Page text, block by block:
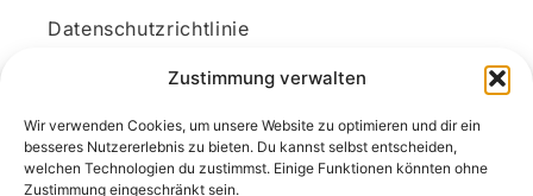
Zustimmung verwalten
Wir verwenden Cookies, um unsere Website zu optimieren und dir ein
besseres Nutzererlebnis zu bieten. Du kannst selbst entscheiden,
welchen Technologien du zustimmst. Einige Funktionen könnten ohne
Zustimmung eingeschränkt sein.
Datenschutzrichtlinie
Kundenkonto
Unsere Kontaktdaten
E-Mail: kontakt@docanonym.com